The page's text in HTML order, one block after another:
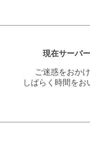
現在サーバ
ご迷惑をおか
しばらく時間をお